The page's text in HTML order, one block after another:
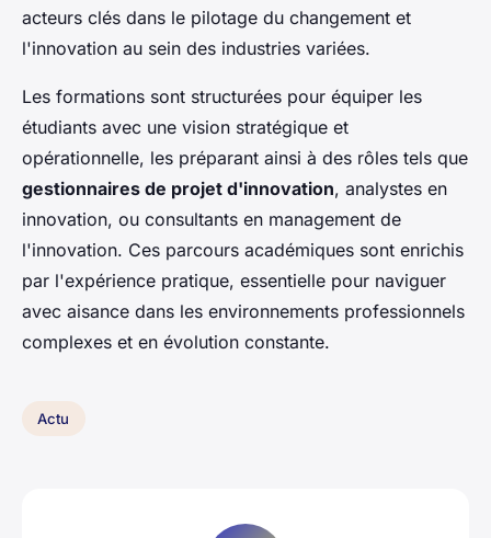
acteurs clés dans le pilotage du changement et
l'innovation au sein des industries variées.
Les formations sont structurées pour équiper les
étudiants avec une vision stratégique et
opérationnelle, les préparant ainsi à des rôles tels que
gestionnaires de projet d'innovation, analystes en
innovation, ou consultants en management de
l'innovation. Ces parcours académiques sont enrichis
par l'expérience pratique, essentielle pour naviguer
avec aisance dans les environnements professionnels
complexes et en évolution constante.
Actu